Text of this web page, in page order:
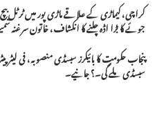
کراچی، کیماڑی کے علاقے ماڑی پور میں ٹرٹل
جوئے کا بڑا اڈہ چلنے کا انکشاف، خاتون سرغنہ سمیت 40 ملزمان
پنجاب حکومت کا بائیکرز سبسڈی منصوبہ، فی لیٹر
سبسڈی ملے گی۔؟ جانیے۔